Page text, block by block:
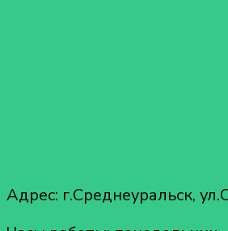
Адрес: г.Среднеуральск,